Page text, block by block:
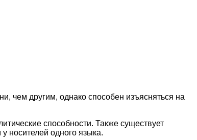
чем другим, однако способен изъясняться на
способности. Также существует
носителей одного языка.